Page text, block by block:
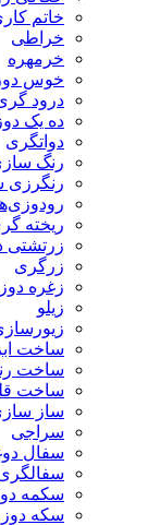
خاتم
خراطی
خرمهره
خوس
درود
ده یک
دواتگری
رنگ
رنگرزی
ریخته
زرتشتی
زرگری
زغره
زیلو
ساخت
ساخت
ساخت
ساز
سراجی
سفال
سکمه
سکه